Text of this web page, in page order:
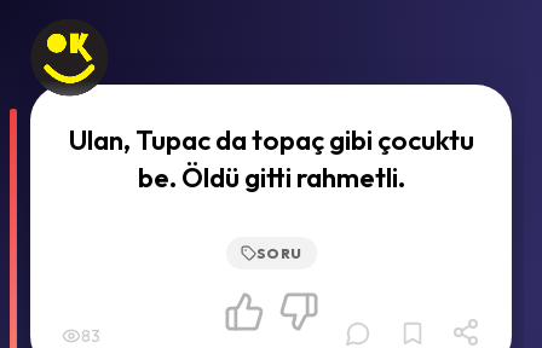
Ulan, Tupac da topaç gibi çocuktu
be. Öldü gitti rahmetli.
SORU
83